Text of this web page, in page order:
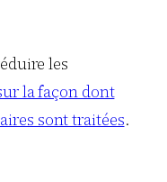
les
la façon dont
sont traitées.